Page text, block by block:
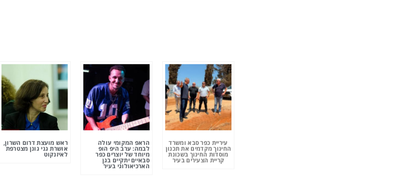
עיריית כפר סבא ומשרד
החינוך מקדמים את תכנון
מוסדות החינוך בשכונת
קריית הצעירים בעיר
הראפ המקומי עולה
לבמה: ערב היפ הופ
מיוחד של יוצרים כפר
סבאיים יתקיים בגן
הארכיאולוגי בעיר
ראש מועצת דרום השרון,
אושרת גני גונן מצטרפת
לאיזנקוט